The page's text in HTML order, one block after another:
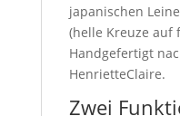
japanischen
(helle Kreuze auf
Handgefertigt
HenrietteClaire.
Zwei